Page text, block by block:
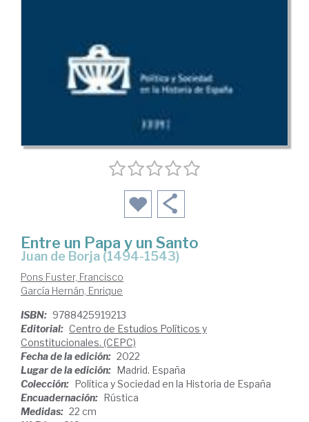
Entre un Papa y un Santo
Juan de Borja (1494-1543)
Pons Fuster, Francisco
García Hernán, Enrique
ISBN: 9788425919213
Editorial: Centro de Estudios Políticos y
Constitucionales. (CEPC)
Fecha de la edición: 2022
Lugar de la edición: Madrid. España
Colección: Política y Sociedad en la Historia de España
Encuadernación: Rústica
Medidas: 22 cm